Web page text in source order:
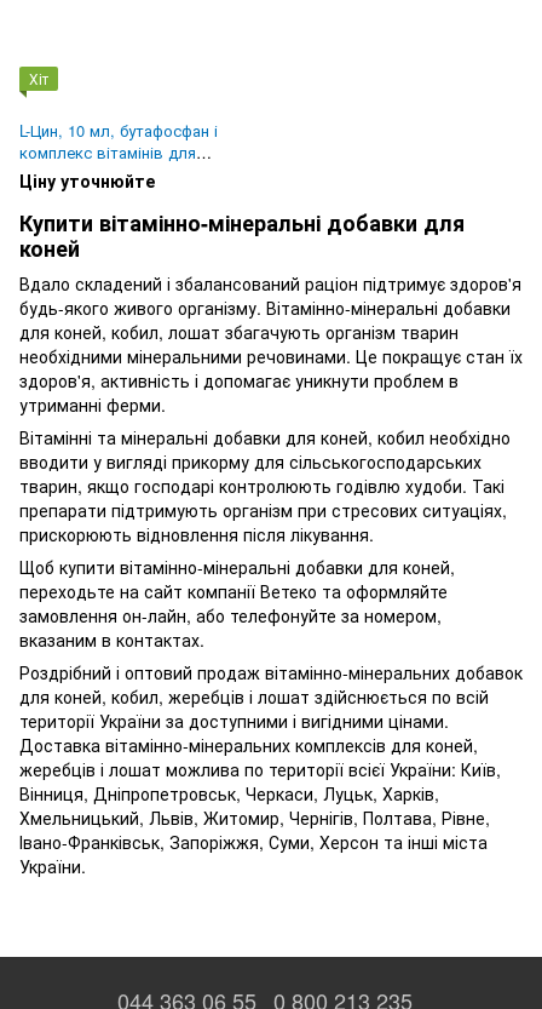
Хіт
L-Цин, 10 мл, бутафосфан і
комплекс вітамінів для
домашніх тварин
Ціну уточнюйте
Купити вітамінно-мінеральні добавки для
коней
Вдало складений і збалансований раціон підтримує здоров'я
будь-якого живого організму. Вітамінно-мінеральні добавки
для коней, кобил, лошат збагачують організм тварин
необхідними мінеральними речовинами. Це покращує стан їх
здоров'я, активність і допомагає уникнути проблем в
утриманні ферми.
Вітамінні та мінеральні добавки для коней, кобил необхідно
вводити у вигляді прикорму для сільськогосподарських
тварин, якщо господарі контролюють годівлю худоби. Такі
препарати підтримують організм при стресових ситуаціях,
прискорюють відновлення після лікування.
Щоб купити вітамінно-мінеральні добавки для коней,
переходьте на сайт компанії Ветеко та оформляйте
замовлення он-лайн, або телефонуйте за номером,
вказаним в контактах.
Роздрібний і оптовий продаж вітамінно-мінеральних добавок
для коней, кобил, жеребців і лошат здійснюється по всій
території України за доступними і вигідними цінами.
Доставка вітамінно-мінеральних комплексів для коней,
жеребців і лошат можлива по території всієї України: Київ,
Вінниця, Дніпропетровськ, Черкаси, Луцьк, Харків,
Хмельницький, Львів, Житомир, Чернігів, Полтава, Рівне,
Івано-Франківськ, Запоріжжя, Суми, Херсон та інші міста
України.
044 363 06 55 0 800 213 235